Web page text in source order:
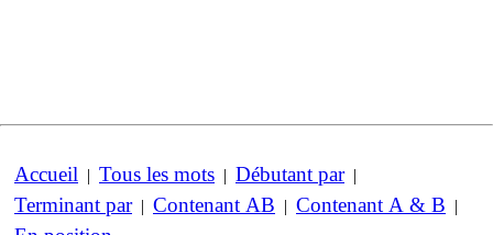
Accueil | Tous les mots | Débutant par|
Terminant par| Contenant AB | Contenant A & B |